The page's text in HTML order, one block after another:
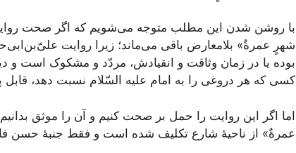
با روشن شدن این مطلب متوجه می‌شویم که اگر صحت
شهرٍ عمرةٌ» بلامعارض باقی می‌ماند؛ زیرا روایت
بوده یا در زمان وثاقت و انقیادش، مردّد و مشکوک است و
کسی که هر دروغی را به امام علیه السّلام نسبت دهد،
اما اگر این روایت را حمل بر صحت کنیم و آن را موثق
عمرةٌ» از ناحیۀ شارع تکلیف شده است و فقط جنبۀ حسن